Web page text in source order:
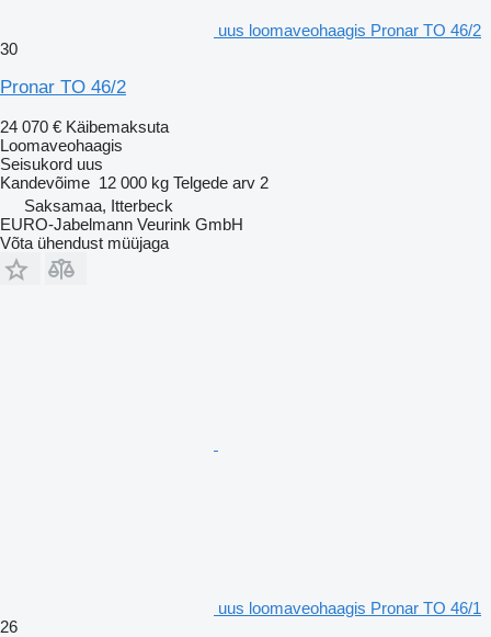
uus loomaveohaagis Pronar TO 46/2
30
Pronar TO 46/2
24 070 € Käibemaksuta
Loomaveohaagis
Seisukord uus
Kandevõime 12 000 kg Telgede arv 2
Saksamaa, Itterbeck
EURO-Jabelmann Veurink GmbH
Võta ühendust müüjaga
uus loomaveohaagis Pronar TO 46/1
26